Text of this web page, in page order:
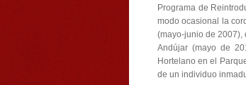
Programa de
modo ocasional la
(mayo-junio de 2007),
Andújar (mayo de
Hortelano en el
de un individuo